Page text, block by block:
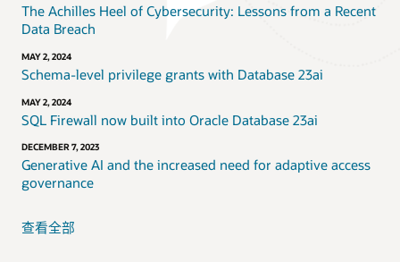
The Achilles Heel of Cybersecurity: Lessons from a Recent
Data Breach
MAY 2, 2024
Schema-level privilege grants with Database 23ai
MAY 2, 2024
SQL Firewall now built into Oracle Database 23ai
DECEMBER 7, 2023
Generative AI and the increased need for adaptive access
governance
查看全部